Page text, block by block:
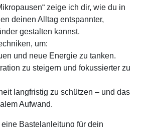
zeige ich dir, wie du in
deinen Alltag entspannter,
gestalten kannst.
um:
und neue Energie zu tanken.
zu steigern und fokussierter zu
langfristig zu schützen – und das
Aufwand.
eine Bastelanleitung für dein